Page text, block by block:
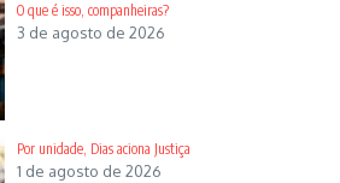
O que é isso, companheiras?
3 de agosto de 2026
Por unidade, Dias aciona Justiça
1 de agosto de 2026